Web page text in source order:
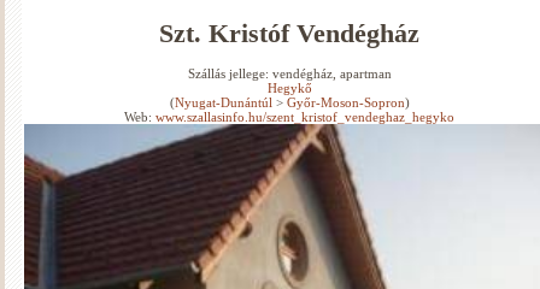
Szt. Kristóf Vendégház
Szállás jellege: vendégház, apartman
Hegykő
(Nyugat-Dunántúl> Győr-Moson-Sopron)
Web: www.szallasinfo.hu/szent_kristof_vendeghaz_hegyko